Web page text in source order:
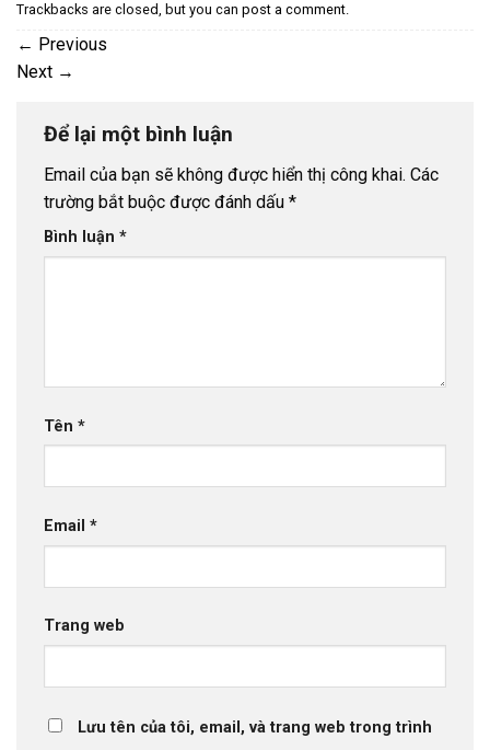
Trackbacks are closed, but you can post a comment.
← Previous
Next →
Để lại một bình luận
Email của bạn sẽ không được hiển thị công khai. Các
trường bắt buộc được đánh dấu *
Bình luận *
Tên *
Email *
Trang web
Lưu tên của tôi, email, và trang web trong trình